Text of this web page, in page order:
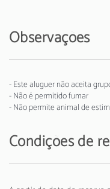
Observações
- Este aluguer não aceita
- Não é permitido fumar
- Não permite animal de
Condições de